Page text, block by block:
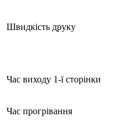
Швидкість друку
Час виходу 1-ї сторінки
Час прогрівання